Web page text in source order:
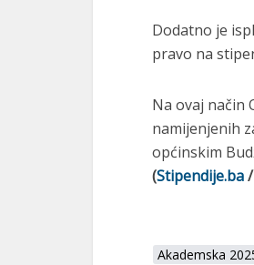
Dodatno je
pravo na
Na ovaj način
namijenjenih
općinskim
(Stipendije.ba
Akademska